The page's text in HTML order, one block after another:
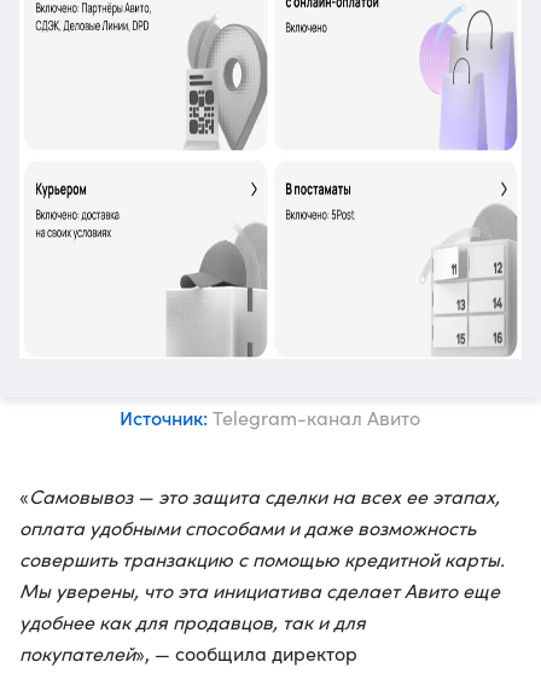
Источник: Telegram-канал Авито
«Самовывоз — это защита сделки на всех ее этапах,
оплата удобными способами и даже возможность
совершить транзакцию с помощью кредитной карты.
Мы уверены, что эта инициатива сделает Авито еще
удобнее как для продавцов, так и для
покупателей», — сообщила директор